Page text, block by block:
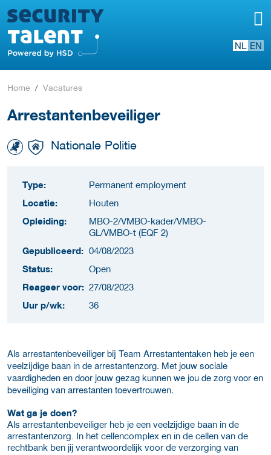
NL EN
Home Vacatures
Arrestantenbeveiliger
Nationale Politie
Type:
Permanent employment
Locatie:
Houten
Opleiding:
MBO-2/VMBO-kader/VMBO-
GL/VMBO-t (EQF 2)
Gepubliceerd: 04/08/2023
Status:
Open
Reageer voor: 27/08/2023
Uur p/wk:
36
Als arrestantenbeveiliger bij Team Arrestantentaken heb je een
veelzijdige baan in de arrestantenzorg. Met jouw sociale
vaardigheden en door jouw gezag kunnen we jou de zorg voor en
beveiliging van arrestanten toevertrouwen.
Wat ga je doen?
Als arrestantenbeveiliger heb je een veelzijdige baan in de
arrestantenzorg. In het cellencomplex en in de cellen van de
rechtbank ben jij verantwoordelijk voor de verzorging van